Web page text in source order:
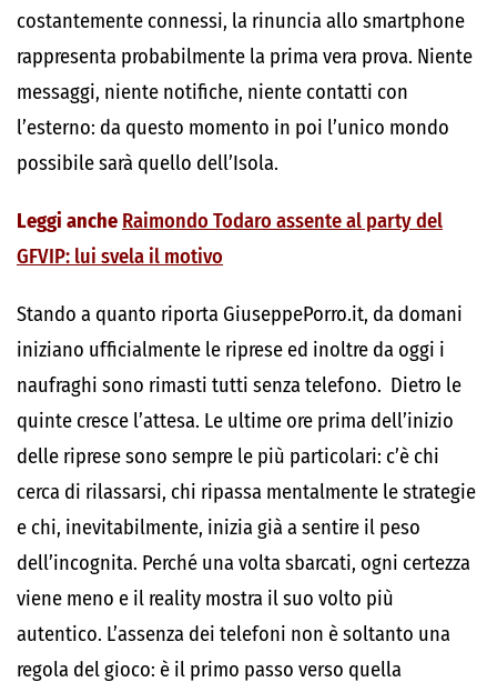
costantemente connessi, la rinuncia allo smartphone
rappresenta probabilmente la prima vera prova. Niente
messaggi, niente notifiche, niente contatti con
l’esterno: da questo momento in poi l’unico mondo
possibile sarà quello dell’Isola.
Leggi anche Raimondo Todaro assente al party del
GFVIP: lui svela il motivo
Stando a quanto riporta GiuseppePorro.it, da domani
iniziano ufficialmente le riprese ed inoltre da oggi i
naufraghi sono rimasti tutti senza telefono. Dietro le
quinte cresce l’attesa. Le ultime ore prima dell’inizio
delle riprese sono sempre le più particolari: c’è chi
cerca di rilassarsi, chi ripassa mentalmente le strategie
e chi, inevitabilmente, inizia già a sentire il peso
dell’incognita. Perché una volta sbarcati, ogni certezza
viene meno e il reality mostra il suo volto più
autentico. L’assenza dei telefoni non è soltanto una
regola del gioco: è il primo passo verso quella